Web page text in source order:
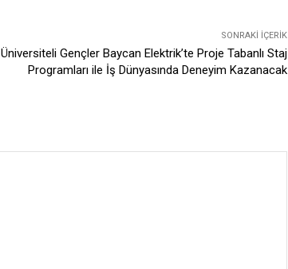
SONRAKI İÇERIK
Üniversiteli Gençler Baycan Elektrik’te Proje Tabanlı Staj
Programları ile İş Dünyasında Deneyim Kazanacak